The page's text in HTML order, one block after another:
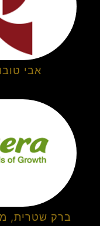
אבי
ברק שטרית,